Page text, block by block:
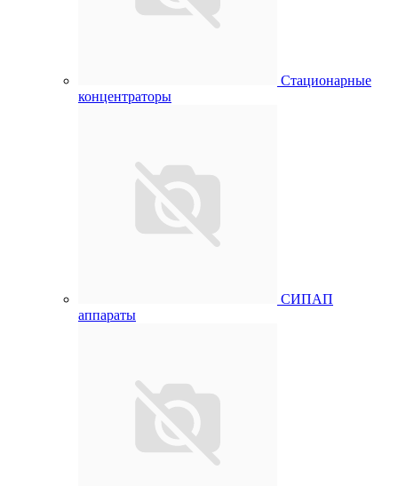
Стационарные
концентраторы
СИПАП
аппараты